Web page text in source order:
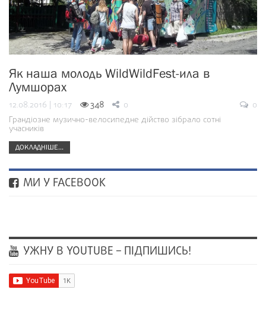
Як наша молодь WildWildFest-ила в
Лумшорах
12.08.2016 | 10:17 348 0
0
Грандіозне музично-велосипедне дійство зібрало сотні
учасників
ДОКЛАДНІШЕ...
МИ У FACEBOOK
УЖНУ В YOUTUBE – ПІДПИШИСЬ!